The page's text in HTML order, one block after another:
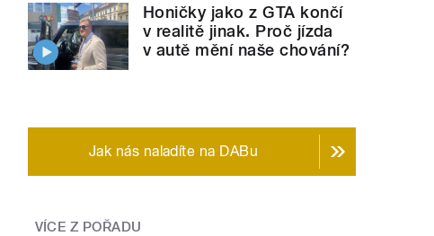
Honičky jako z GTA končí
v realitě jinak. Proč jízda
v autě mění naše chování?
Jak nás naladíte na DABu
VÍCE Z POŘADU